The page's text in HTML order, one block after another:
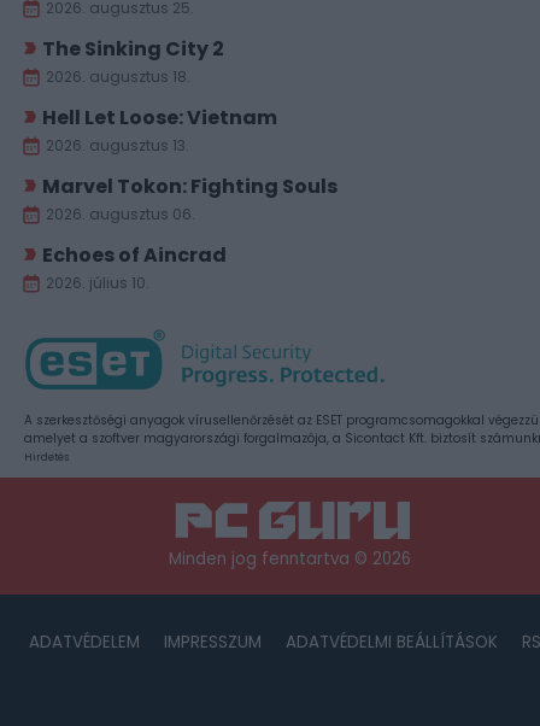
2026. augusztus 25.
The Sinking City 2
2026. augusztus 18.
Hell Let Loose: Vietnam
2026. augusztus 13.
Marvel Tokon: Fighting Souls
2026. augusztus 06.
Echoes of Aincrad
2026. július 10.
A szerkesztőségi anyagok vírusellenőrzését az ESET programcsomagokkal
amelyet a szoftver magyarországi forgalmazója, a Sicontact Kft. biztosít
Hirdetés
Minden jog fenntartva © 2026
ADATVÉDELEM IMPRESSZUM ADATVÉDELMI BEÁLLÍTÁSOK